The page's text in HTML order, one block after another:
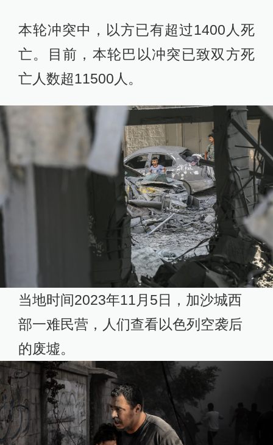
本轮冲突中，以方已有超过1400人死
亡。目前，本轮巴以冲突已致双方死
亡人数超11500人。
当地时间2023年11月5日，加沙城西
部一难民营，人们查看以色列空袭后
的废墟。